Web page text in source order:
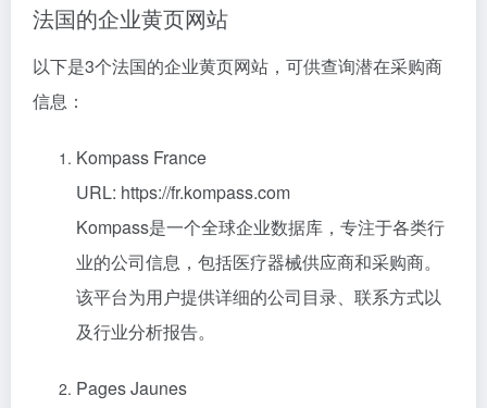
法国的企业黄页网站
以下是3个法国的企业黄页网站，可供查询潜在采购商
信息：
Kompass France
URL: https://fr.kompass.com
Kompass是一个全球企业数据库，专注于各类行
业的公司信息，包括医疗器械供应商和采购商。
该平台为用户提供详细的公司目录、联系方式以
及行业分析报告。
Pages Jaunes